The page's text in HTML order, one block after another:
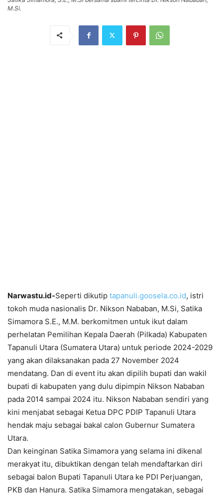
M.Si.
Narwastu.id-Seperti dikutip tapanuli.goosela.co.id, istri
tokoh muda nasionalis Dr. Nikson Nababan, M.Si, Satika
Simamora S.E., M.M. berkomitmen untuk ikut dalam
perhelatan Pemilihan Kepala Daerah (Pilkada) Kabupaten
Tapanuli Utara (Sumatera Utara) untuk periode 2024-2029
yang akan dilaksanakan pada 27 November 2024
mendatang. Dan di event itu akan dipilih bupati dan wakil
bupati di kabupaten yang dulu dipimpin Nikson Nababan
pada 2014 sampai 2024 itu. Nikson Nababan sendiri yang
kini menjabat sebagai Ketua DPC PDIP Tapanuli Utara
hendak maju sebagai bakal calon Gubernur Sumatera
Utara.
Dan keinginan Satika Simamora yang selama ini dikenal
merakyat itu, dibuktikan dengan telah mendaftarkan diri
sebagai balon Bupati Tapanuli Utara ke PDI Perjuangan,
PKB dan Hanura. Satika Simamora mengatakan, sebagai